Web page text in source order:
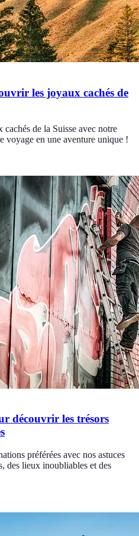
les joyaux cachés de
de la Suisse avec notre
voyage en une aventure unique !
découvrir les trésors
préférées avec nos astuces
des lieux inoubliables et des